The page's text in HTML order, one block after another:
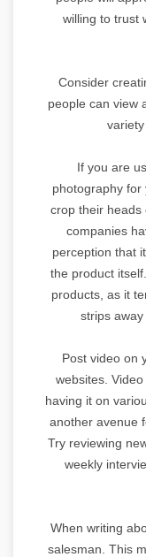
willing to trust
Consider
people can view
If you are
photography for
crop their heads
companies
perception that
the product
products, as it
strips
Post video on
websites.
having it on
another avenue
Try reviewing
weekly
When writing
salesman. This